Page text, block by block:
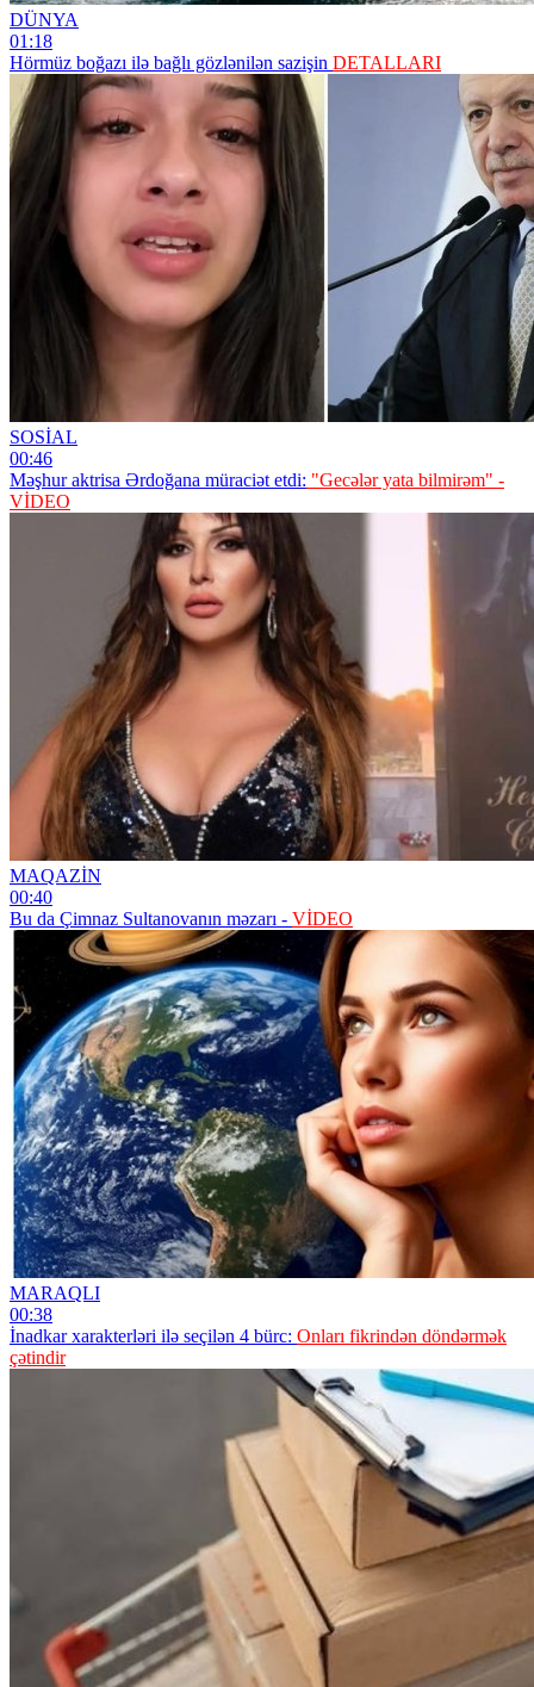
DÜNYA
01:18
Hörmüz boğazı ilə bağlı gözlənilən sazişin DETALLARI
SOSİAL
00:46
Məşhur aktrisa Ərdoğana müraciət etdi: "Gecələr yata bilmirəm" -
VİDEO
MAQAZİN
00:40
Bu da Çimnaz Sultanovanın məzarı - VİDEO
MARAQLI
00:38
İnadkar xarakterləri ilə seçilən 4 bürc: Onları fikrindən döndərmək
çətindir